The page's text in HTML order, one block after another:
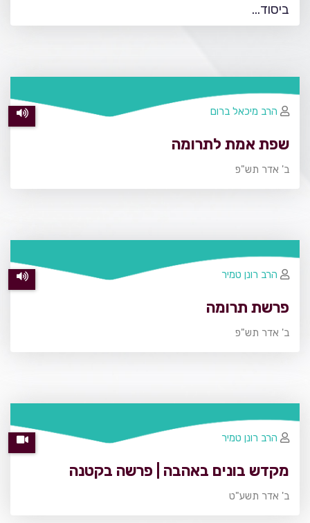
ביסוד…
שפת אמת לתרומה
ב' אדר תש"פ
הרב מיכאל ברום
פרשת תרומה
ב' אדר תש"פ
הרב רונן טמיר
מקדש בונים באהבה | פרשה בקטנה
ב' אדר תשע"ט
הרב רונן טמיר